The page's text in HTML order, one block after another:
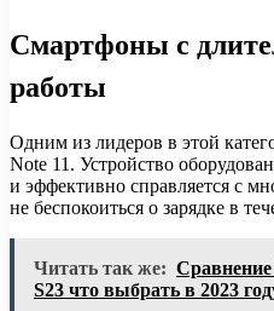
Смартфоны с
работы
Одним из лидеров в этой
Note 11. Устройство
и эффективно справляется с
не беспокоиться о зарядке в
Читать так же: Сравнение
S23 что выбрать в 2023